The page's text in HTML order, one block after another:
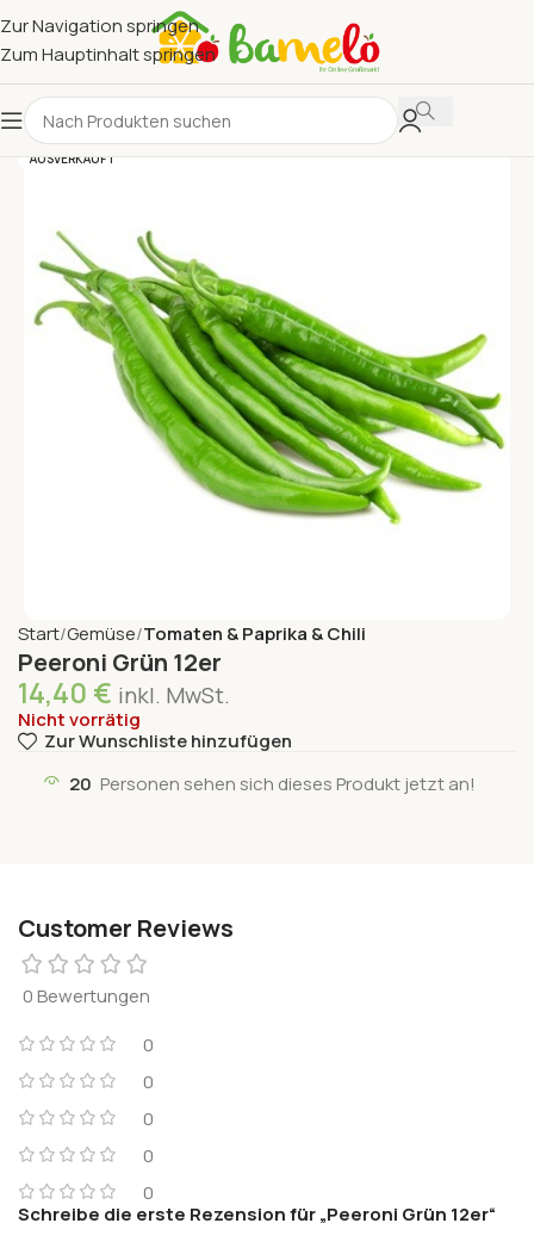
Zur Navigation springen
Zum Hauptinhalt springen
AUSVERKAUFT
Start Gemüse Tomaten & Paprika & Chili
Peeroni Grün 12er
14,40 € inkl. MwSt.
Nicht vorrätig
Zur Wunschliste hinzufügen
20 Personen sehen sich dieses Produkt jetzt an!
Customer Reviews
0 Bewertungen
0
0
0
0
0
Schreibe die erste Rezension für „Peeroni Grün 12er“